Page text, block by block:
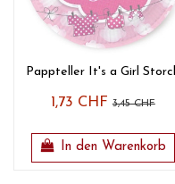
Pappteller It's a Girl
1,73 CHF3,45 CHF
In den Warenkorb